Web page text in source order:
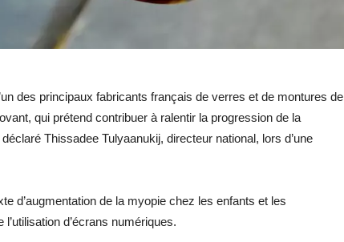
des principaux fabricants français de verres et de montures de
qui prétend contribuer à ralentir la progression de la
Thissadee Tulyaanukij, directeur national, lors d’une
d’augmentation de la myopie chez les enfants et les
d’écrans numériques.